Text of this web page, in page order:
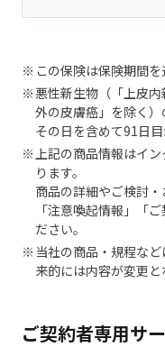
この保険は保険期間
悪性新生物（「上皮
外の皮膚癌」を除く
その日を含めて91日目
上記の商品情報はイ
ります。
商品の詳細やご検討・
「注意喚起情報」「
ださい。
当社の商品・規程な
来的には内容が変更と
ご契約者専用サ